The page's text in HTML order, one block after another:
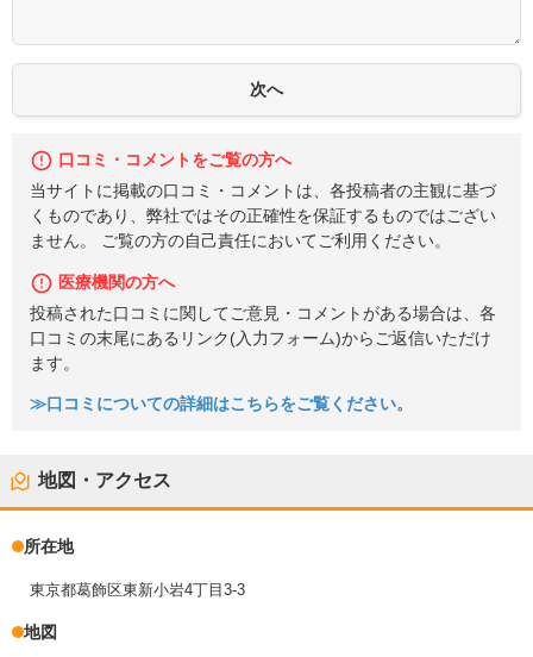
口コミ・コメントをご覧の方へ
当サイトに掲載の口コミ・コメントは、各投稿者の主観に基づ
くものであり、弊社ではその正確性を保証するものではござい
ません。 ご覧の方の自己責任においてご利用ください。
医療機関の方へ
投稿された口コミに関してご意見・コメントがある場合は、各
口コミの末尾にあるリンク(入力フォーム)からご返信いただけ
ます。
≫口コミについての詳細はこちらをご覧ください。
地図・アクセス
所在地
東京都葛飾区東新小岩4丁目3-3
地図